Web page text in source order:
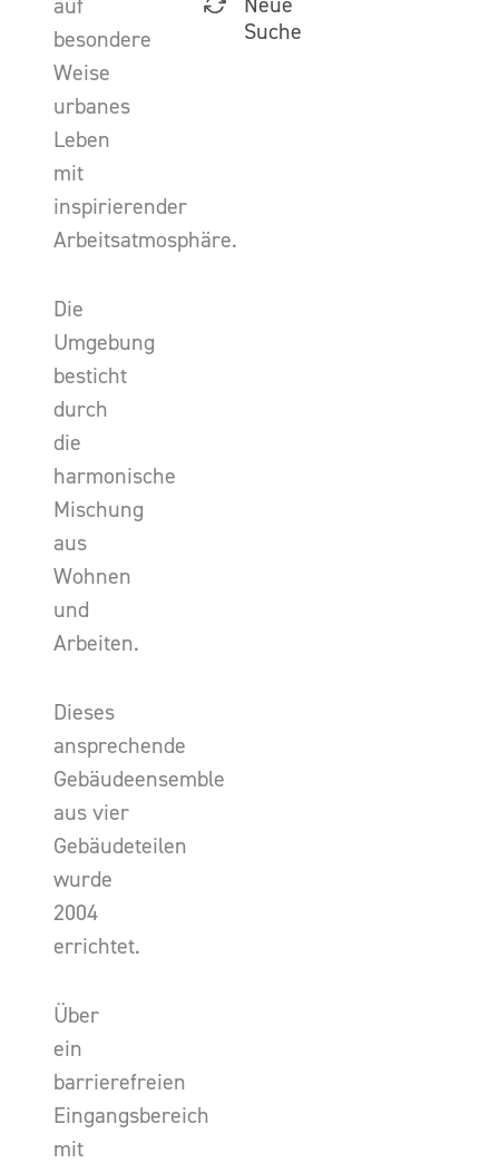
auf
besondere
Weise
urbanes
Leben
mit
inspirierender
Arbeitsatmosphäre.
Die
Umgebung
besticht
durch
die
harmonische
Mischung
aus
Wohnen
und
Arbeiten.
Dieses
ansprechende
Gebäudeensemble
aus vier
Gebäudeteilen
wurde
2004
errichtet.
Über
ein
barrierefreien
Eingangsbereich
mit
Suche